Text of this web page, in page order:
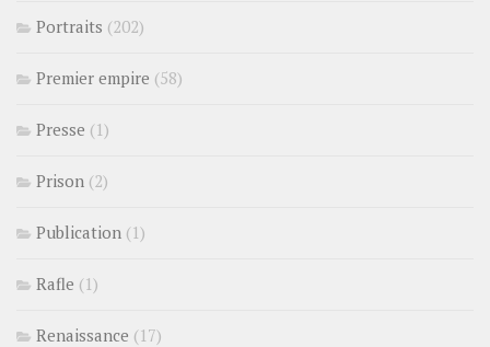
Portraits (202)
Premier empire (58)
Presse (1)
Prison (2)
Publication (1)
Rafle (1)
Renaissance (17)